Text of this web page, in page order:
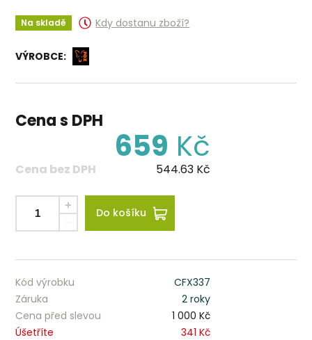
Na skladě Kdy dostanu zboží?
VÝROBCE:
Cena s DPH
659 Kč
Cena bez DPH 544.63 Kč
Do košíku
Kód výrobku
CFX337
Záruka
2 roky
Cena před slevou
1 000 Kč
Úšetříte
341 Kč